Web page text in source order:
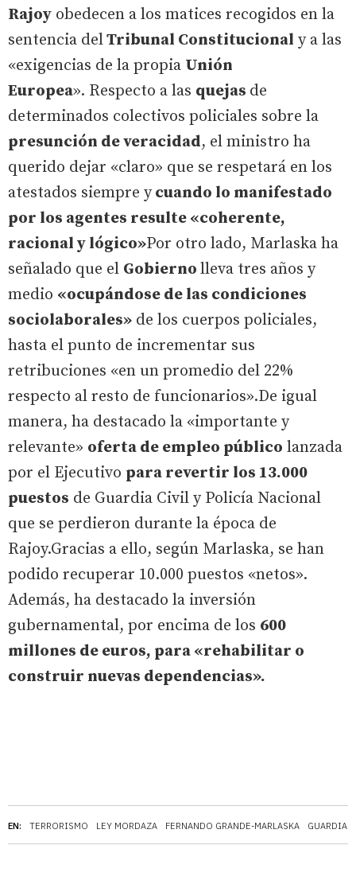
EN: TERRORISMO LEY MORDAZA FERNANDO GRANDE-MARLASKA GUARDIA
Rajoy obedecen a los matices recogidos en la
sentencia delTribunal Constitucional y a las
«exigencias de la propia Unión
Europea». Respecto a las quejas de
determinados colectivos policiales sobre la
presunción de veracidad, el ministro ha
querido dejar «claro» que se respetará en los
atestados siempre ycuando lo manifestado
por los agentes resulte «coherente,
racional y lógico»Por otro lado, Marlaska ha
señalado que el Gobierno lleva tres años y
medio «ocupándose de las condiciones
sociolaborales» de los cuerpos policiales,
hasta el punto de incrementar sus
retribuciones «en un promedio del 22%
respecto al resto de funcionarios».De igual
manera, ha destacado la «importante y
relevante» oferta de empleo público lanzada
por el Ejecutivo para revertir los 13.000
puestos de Guardia Civil y Policía Nacional
que se perdieron durante la época de
Rajoy.Gracias a ello, según Marlaska, se han
podido recuperar 10.000 puestos «netos».
Además, ha destacado la inversión
gubernamental, por encima de los 600
millones de euros, para «rehabilitar o
construir nuevas dependencias».